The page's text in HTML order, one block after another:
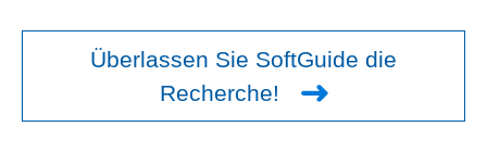
Überlassen Sie SoftGuide die
Recherche!